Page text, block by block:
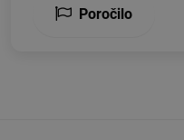
Poročilo